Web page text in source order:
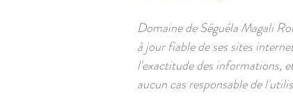
Domaine de Séguéla Magali
à jour fiable de ses sites
l'exactitude des informations,
aucun cas responsable de